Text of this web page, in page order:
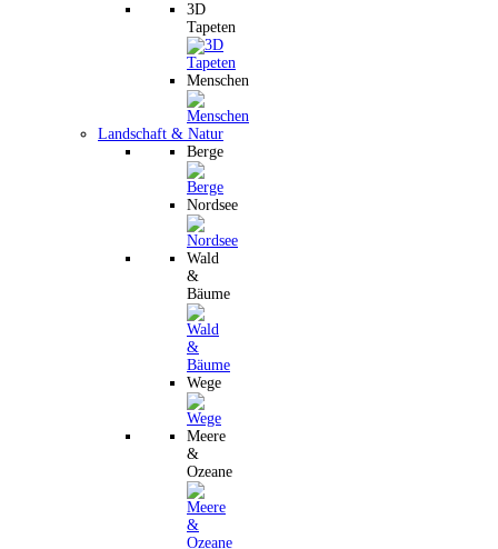
3D
Tapeten
Menschen
Landschaft & Natur
Berge
Nordsee
Wald
&
Bäume
Wege
Meere
&
Ozeane